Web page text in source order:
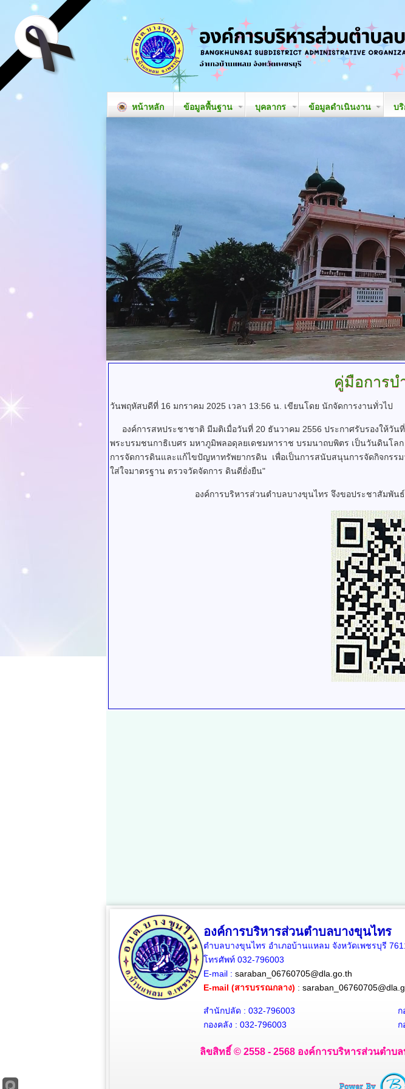
หน้าหลัก ข้อมูลพื้นฐาน บุคลากร ข้อมูลดำเนินงาน บ
คู่มือการบ
วันพฤหัสบดีที่ 16 มกราคม 2025 เวลา 13:56 น. เขียนโดย นักจัดการงานทั่วไป
องค์การสหประชาชาติ มีมติเมื่อวันที่ 20 ธันวาคม 2556 ประกาศรับรองให้วั
พระบรมชนกาธิเบศร มหาภูมิพลอดุลยเดชมหาราช บรมนาถบพิตร เป็นวันดินโ
การจัดการดินและแก้ไขปัญหาทรัพยากรดิน เพื่อเป็นการสนับสนุนการจัดกิจกรร
ใส่ใจมาตรฐาน ตรวจวัดจัดการ ดินดียั่งยืน"
องค์การบริหารส่วนตำบลบางขุนไทร จึงขอประชาสัมพันธ์
องค์การบริหารส่วนตำบลบางขุนไทร
ตำบลบางขุนไทร อำเภอบ้านแหลม จังหวัดเพชรบุรี
โทรศัพท์ 032-796003
E-mail : saraban_06760705@dla.go.th
E-mail (สารบรรณกลาง) :
สำนักปลัด : 032-796003
กองคลัง : 032-796003
ก
ก
ลิขสิทธิ์ © 2558 - 2568 องค์การบริหารส่วนตำบ